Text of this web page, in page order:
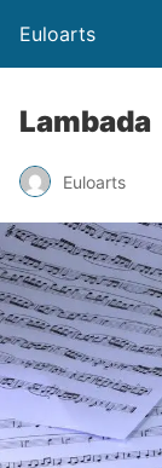
Euloarts
Lambada
Euloarts